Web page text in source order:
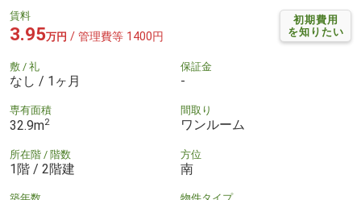
初期費用
を知りたい
賃料
3.95万円 / 管理費等 1400円
敷 / 礼
なし / 1ヶ月
保証金
-
専有面積
32.9m2
間取り
ワンルーム
所在階 / 階数
1階 / 2階建
方位
南